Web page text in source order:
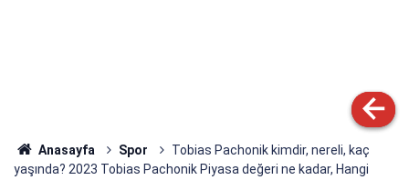
Anasayfa Spor
Tobias Pachonik kimdir, nereli, kaç
yaşında? 2023 Tobias Pachonik Piyasa değeri ne kadar, Hangi